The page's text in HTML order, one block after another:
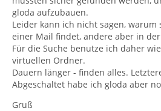
gloda aufzubauen.
Leider kann ich nicht sagen,
einer Mail findet, andere aber in
Für die Suche benutze ich daher
virtuellen Ordner.
Dauern länger - finden alles.
Abgeschaltet habe ich gloda aber
Gruß